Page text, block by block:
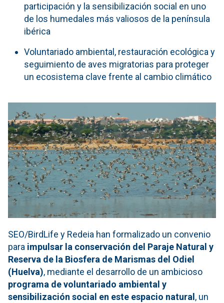
participación y la sensibilización social en uno
de los humedales más valiosos de la península
ibérica
Voluntariado ambiental, restauración ecológica y
seguimiento de aves migratorias para proteger
un ecosistema clave frente al cambio climático
SEO/BirdLife y Redeia han formalizado un convenio
para impulsar la conservación del Paraje Natural y
Reserva de la Biosfera de Marismas del Odiel
(Huelva), mediante el desarrollo de un ambicioso
programa de voluntariado ambiental y
sensibilización social en este espacio natural , un